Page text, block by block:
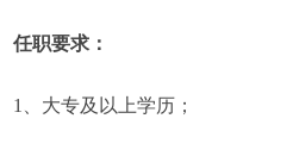
任职要求：
1、大专及以上学历；